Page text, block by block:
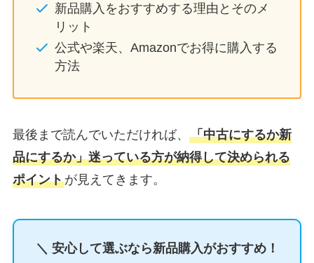
新品購入をおすすめする理由とそのメ
リット
公式や楽天、Amazonでお得に購入する
方法
最後まで読んでいただければ、 「中古にするか新
品にするか」迷っている方が納得して決められる
ポイントが見えてきます。
＼ 安心して選ぶなら新品購入がおすすめ！